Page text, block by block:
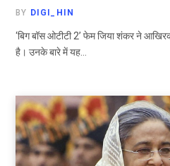
BY DIGI_HIN
‘बिग बॉस ओटीटी 2’ फेम जिया शंकर ने
है। उनके बारे में यह…